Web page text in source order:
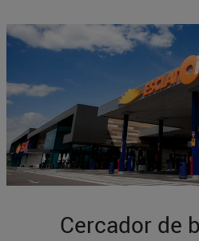
Cercador de